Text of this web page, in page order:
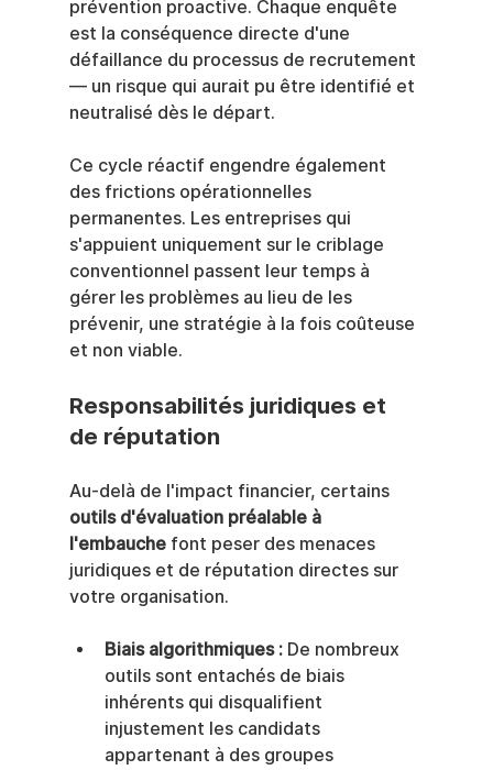
prévention proactive. Chaque enquête
est la conséquence directe d'une
défaillance du processus de recrutement
— un risque qui aurait pu être identifié et
neutralisé dès le départ.
Ce cycle réactif engendre également
des frictions opérationnelles
permanentes. Les entreprises qui
s'appuient uniquement sur le criblage
conventionnel passent leur temps à
gérer les problèmes au lieu de les
prévenir, une stratégie à la fois coûteuse
et non viable.
Responsabilités juridiques et
de réputation
Au-delà de l'impact financier, certains
outils d'évaluation préalable à
l'embauche font peser des menaces
juridiques et de réputation directes sur
votre organisation.
Biais algorithmiques : De nombreux
outils sont entachés de biais
inhérents qui disqualifient
injustement les candidats
appartenant à des groupes